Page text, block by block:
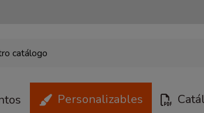
Personalizables